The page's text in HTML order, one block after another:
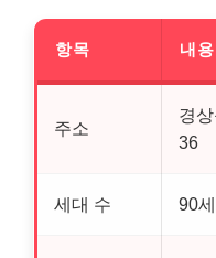
항목 내용
주소
경
36
세대 수 90